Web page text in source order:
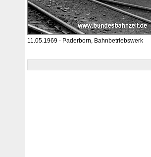
11.05.1969 - Paderborn, Bahnbetriebswerk